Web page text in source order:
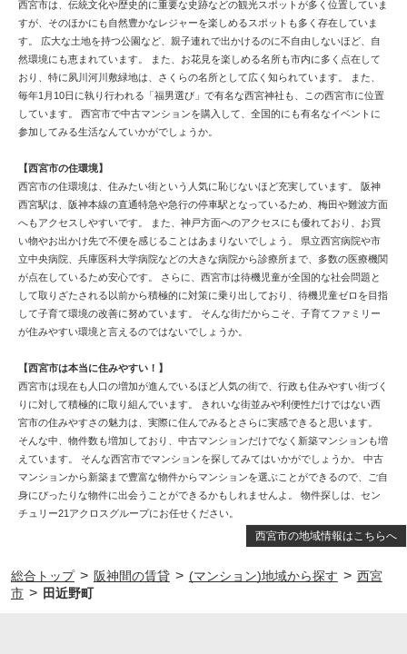
西宮市の地域情報はこちらへ
西宮市は、伝統文化や歴史的に重要な史跡などの観光スポットが多く位置していま
すが、そのほかにも自然豊かなレジャーを楽しめるスポットも多く存在していま
す。 広大な土地を持つ公園など、親子連れで出かけるのに不自由しないほど、自
然環境にも恵まれています。 また、お花見を楽しめる名所も市内に多く点在して
おり、特に夙川河川敷緑地は、さくらの名所として広く知られています。 また、
毎年1月10日に執り行われる「福男選び」で有名な西宮神社も、この西宮市に位置
しています。 西宮市で中古マンションを購入して、全国的にも有名なイベントに
参加してみる生活なんていかがでしょうか。
【西宮市の住環境】
西宮市の住環境は、住みたい街という人気に恥じないほど充実しています。 阪神
西宮駅は、阪神本線の直通特急や急行の停車駅となっているため、梅田や難波方面
へもアクセスしやすいです。 また、神戸方面へのアクセスにも優れており、お買
い物やお出かけ先で不便を感じることはあまりないでしょう。 県立西宮病院や市
立中央病院、兵庫医科大学病院などの大きな病院から診療所まで、多数の医療機関
が点在しているため安心です。 さらに、西宮市は待機児童が全国的な社会問題と
して取りざたされる以前から積極的に対策に乗り出しており、待機児童ゼロを目指
して子育て環境の改善に努めています。 そんな街だからこそ、子育てファミリー
が住みやすい環境と言えるのではないでしょうか。
【西宮市は本当に住みやすい！】
西宮市は現在も人口の増加が進んでいるほど人気の街で、行政も住みやすい街づく
りに対して積極的に取り組んでいます。 きれいな街並みや利便性だけではない西
宮市の住みやすさの魅力は、実際に住んでみるとさらに実感できると思います。
そんな中、物件数も増加しており、中古マンションだけでなく新築マンションも増
えています。 そんな西宮市でマンションを探してみてはいかがでしょうか。 中古
マンションから新築まで豊富な物件からマンションを選ぶことができるので、ご自
身にぴったりな物件に出会うことができるかもしれませんよ。 物件探しは、セン
チュリー21アクロスグループにお任せください。
総合トップ > 阪神間の賃貸 > (マンション)地域から探す > 西宮
市 > 田近野町